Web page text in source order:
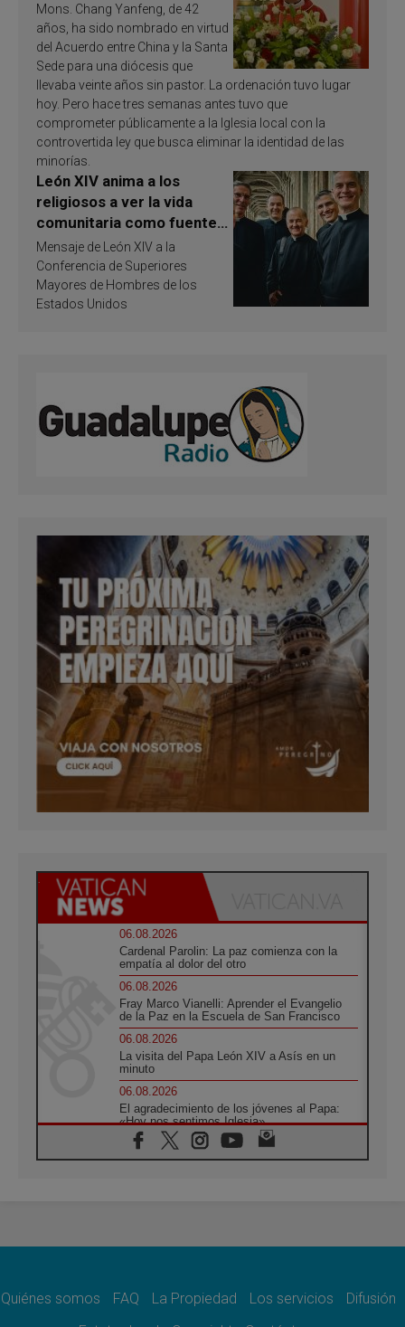
Mons. Chang Yanfeng, de 42
años, ha sido nombrado en virtud
del Acuerdo entre China y la Santa
Sede para una diócesis que
llevaba veinte años sin pastor. La ordenación tuvo lugar
hoy. Pero hace tres semanas antes tuvo que
comprometer públicamente a la Iglesia local con la
controvertida ley que busca eliminar la identidad de las
minorías.
León XIV anima a los
religiosos a ver la vida
comunitaria como fuente
de inspiración y
santificación
Mensaje de León XIV a la
Conferencia de Superiores
Mayores de Hombres de los
Estados Unidos
06.08.2026
Cardenal Parolin: La paz comienza con la
empatía al dolor del otro
06.08.2026
Fray Marco Vianelli: Aprender el Evangelio
de la Paz en la Escuela de San Francisco
06.08.2026
La visita del Papa León XIV a Asís en un
minuto
06.08.2026
El agradecimiento de los jóvenes al Papa:
«Hoy nos sentimos Iglesia»
06.08.2026
Líbano: Reanudan los coloquios en Roma en
paz
Quiénes somos FAQ La Propiedad Los servicios
Difusión